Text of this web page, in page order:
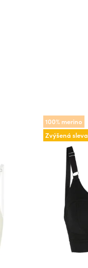
100% merino
Zvýšená sleva